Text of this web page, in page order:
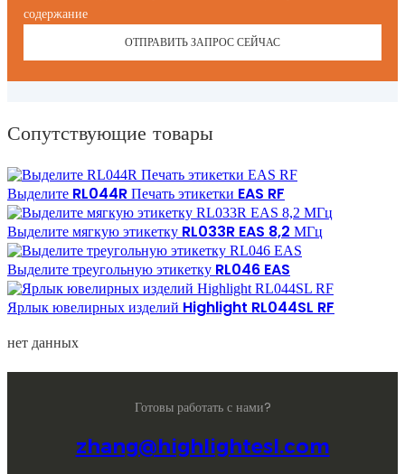
содержание
ОТПРАВИТЬ ЗАПРОС СЕЙЧАС
Сопутствующие товары
Выделите RL044R Печать этикетки EAS RF
Выделите мягкую этикетку RL033R EAS 8,2 МГц
Выделите треугольную этикетку RL046 EAS
Ярлык ювелирных изделий Highlight RL044SL RF
нет данных
Готовы работать с нами?
zhang@highlightesl.com